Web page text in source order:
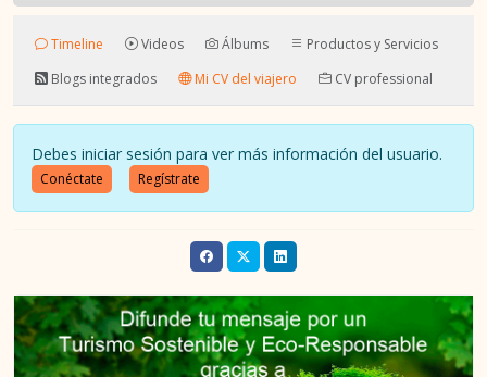
Timeline Videos Álbums
Productos y Servicios
Blogs integrados
Mi CV del viajero CV professional
Debes iniciar sesión para ver más información del usuario.
Conéctate Regístrate